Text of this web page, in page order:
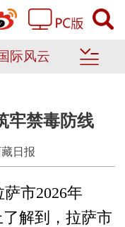
际风云
牢禁毒防线
日报
市2026年
解到，拉萨市